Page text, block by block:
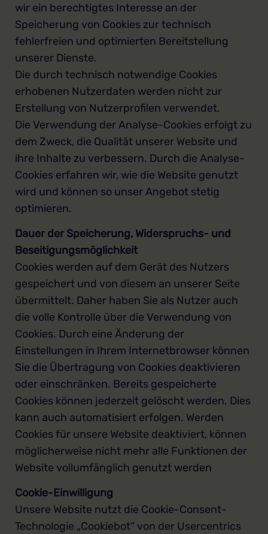
wir ein berechtigtes Interesse an der
Speicherung von Cookies zur technisch
fehlerfreien und optimierten Bereitstellung
unserer Dienste.
Die durch technisch notwendige Cookies
erhobenen Nutzerdaten werden nicht zur
Erstellung von Nutzerprofilen verwendet.
Die Verwendung der Analyse-Cookies erfolgt zu
dem Zweck, die Qualität unserer Website und
ihre Inhalte zu verbessern. Durch die Analyse-
Cookies erfahren wir, wie die Website genutzt
wird und können so unser Angebot stetig
optimieren.
Dauer der Speicherung, Widerspruchs- und
Beseitigungsmöglichkeit
Cookies werden auf dem Gerät des Nutzers
gespeichert und von diesem an unserer Seite
übermittelt. Daher haben Sie als Nutzer auch
die volle Kontrolle über die Verwendung von
Cookies. Durch eine Änderung der
Einstellungen in Ihrem Internetbrowser können
Sie die Übertragung von Cookies deaktivieren
oder einschränken. Bereits gespeicherte
Cookies können jederzeit gelöscht werden. Dies
kann auch automatisiert erfolgen. Werden
Cookies für unsere Website deaktiviert, können
möglicherweise nicht mehr alle Funktionen der
Website vollumfänglich genutzt werden
Cookie-Einwilligung
Unsere Website nutzt die Cookie-Consent-
Technologie „Cookiebot“ von der Usercentrics